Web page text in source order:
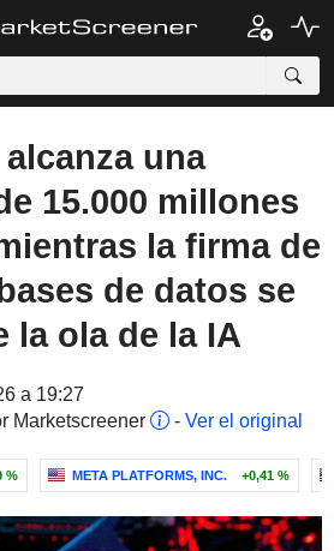
una
15.000 millones
la firma de
de datos se
la ola de la IA
a 19:27
Marketscreener
- Ver el original
% META PLATFORMS, INC. +0,41 %